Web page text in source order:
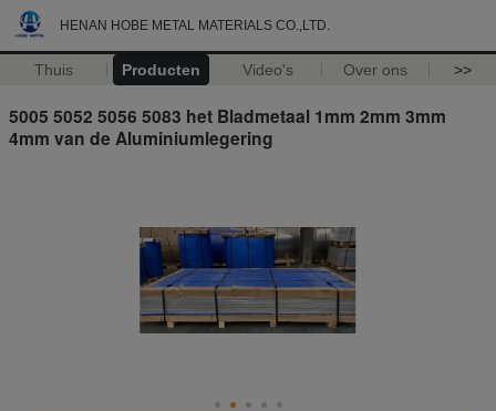
HENAN HOBE METAL MATERIALS CO.,LTD.
Thuis Producten Video's Over ons >>
5005 5052 5056 5083 het Bladmetaal 1mm 2mm 3mm
4mm van de Aluminiumlegering